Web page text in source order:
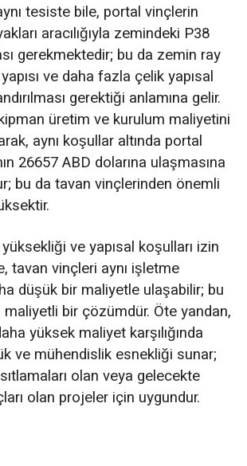
tesiste bile, portal vinçlerin
aracılığıyla zemindeki P38
gerekmektedir; bu da zemin ray
ve daha fazla çelik yapısal
gerektiği anlamına gelir.
üretim ve kurulum maliyetini
aynı koşullar altında portal
26657 ABD dolarına ulaşmasına
bu da tavan vinçlerinden önemli
ve yapısal koşulları izin
tavan vinçleri aynı işletme
düşük bir maliyetle ulaşabilir; bu
bir çözümdür. Öte yandan,
yüksek maliyet karşılığında
ve mühendislik esnekliği sunar;
olan veya gelecekte
olan projeler için uygundur.